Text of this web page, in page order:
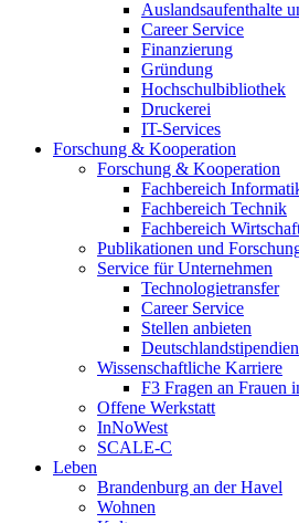
Auslandsaufenthalte
Career Service
Finanzierung
Gründung
Hochschulbibliothek
Druckerei
IT-Services
Forschung & Kooperation
Forschung & Kooperation
Fachbereich
Fachbereich Technik
Fachbereich
Publikationen und
Service für Unternehmen
Technologietransfer
Career Service
Stellen anbieten
Deutschlandstipendien
Wissenschaftliche Karriere
F3 Fragen an Frauen
Offene Werkstatt
InNoWest
SCALE-C
Leben
Brandenburg an der Havel
Wohnen